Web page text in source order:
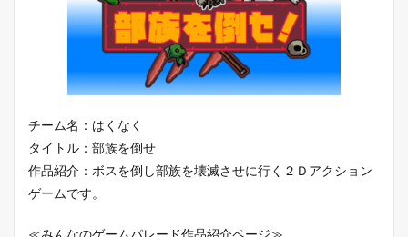
チーム名：はくなく
タイトル：部族を倒せ
作品紹介：ボスを倒し部族を壊滅させに行く２Ｄアクション
ゲームです。
≪みんなのゲームパレード作品紹介ページ≫